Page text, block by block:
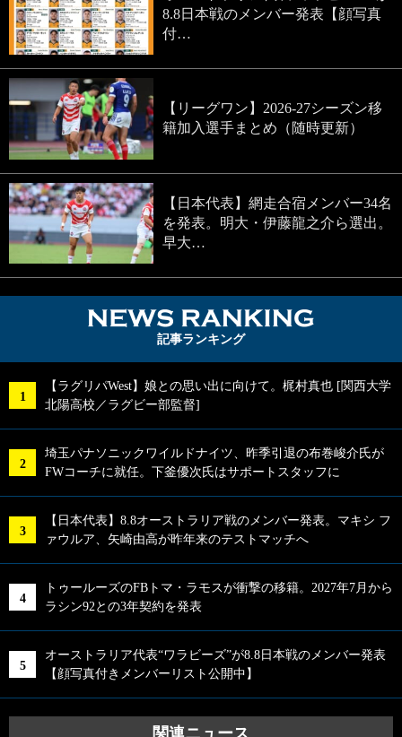
8.8日本戦のメンバー発表【顔写真
付…
【リーグワン】2026-27シーズン移
籍加入選手まとめ（随時更新）
【日本代表】網走合宿メンバー34名
を発表。明大・伊藤龍之介ら選出。
早大…
記事ランキング
【ラグリパWest】娘との思い出に向けて。梶村真也 [関西大学
北陽高校／ラグビー部監督]
埼玉パナソニックワイルドナイツ、昨季引退の布巻峻介氏が
FWコーチに就任。下釜優次氏はサポートスタッフに
【日本代表】8.8オーストラリア戦のメンバー発表。マキシ フ
ァウルア、矢崎由高が昨年来のテストマッチへ
トゥールーズのFBトマ・ラモスが衝撃の移籍。2027年7月から
ラシン92との3年契約を発表
オーストラリア代表“ワラビーズ”が8.8日本戦のメンバー発表
【顔写真付きメンバーリスト公開中】